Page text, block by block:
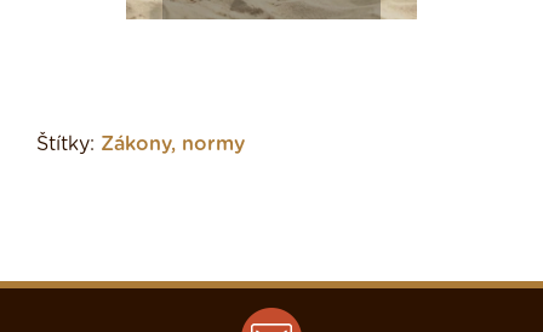
Štítky: Zákony, normy